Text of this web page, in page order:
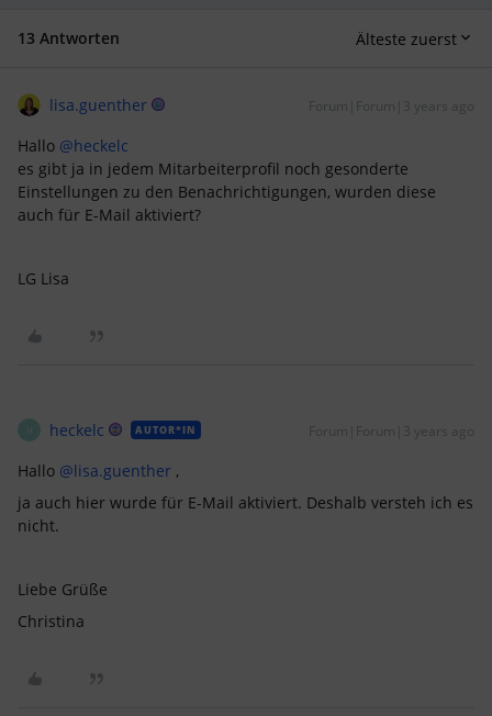
13 Antworten Älteste zuerst
lisa.guenther Forum|Forum|3 years ago
Hallo @heckelc
es gibt ja in jedem Mitarbeiterprofil noch gesonderte
Einstellungen zu den Benachrichtigungen, wurden diese
auch für E-Mail aktiviert?
LG Lisa
heckelc AUTOR*IN Forum|Forum|3 years ago
Hallo @lisa.guenther ,
ja auch hier wurde für E-Mail aktiviert. Deshalb versteh ich es
nicht.
Liebe Grüße
Christina